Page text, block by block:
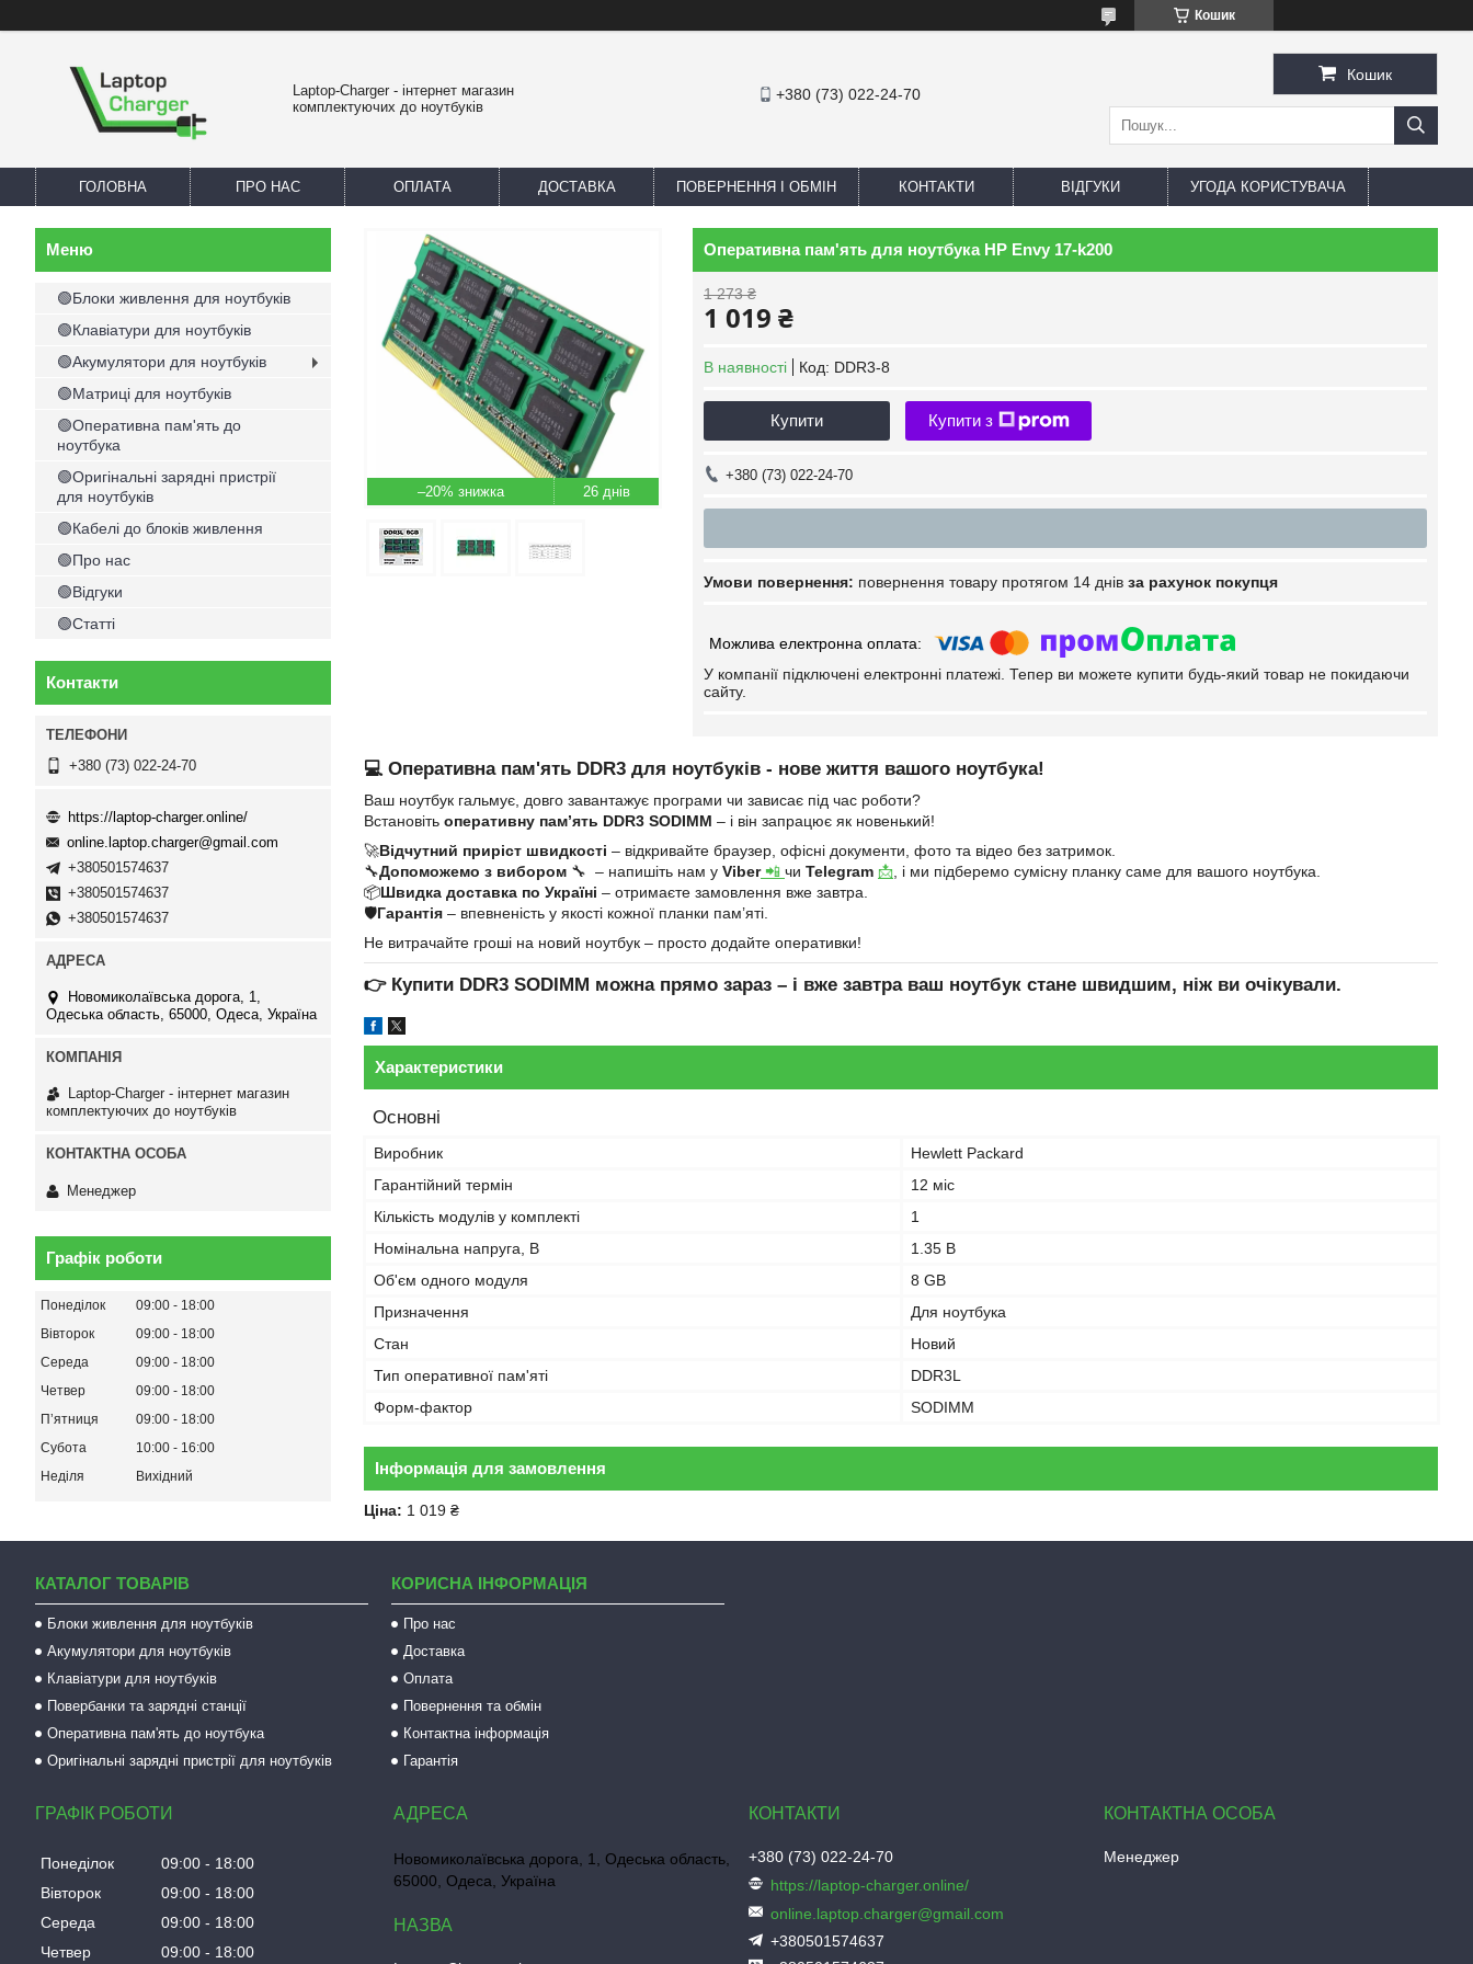
Кошик
Laptop-Charger - інтернет магазин
комплектуючих до ноутбуків
+380 (73) 022-24-70
Кошик
ГОЛОВНА ПРО НАС ОПЛАТА ДОСТАВКА ПОВЕРНЕННЯ І ОБМІН КОНТАКТИ ВІДГУКИ УГОДА КОРИСТУВАЧА
–20% 26 днів
Оперативна пам'ять для ноутбука HP Envy 17-k200
1 273 ₴
1 019 ₴
В наявності Код: DDR3-8
Купити Купити з
+380 (73) 022-24-70
повернення товару протягом 14 днів за рахунок покупця
У компанії підключені електронні платежі. Тепер ви можете купити будь-який товар не покидаючи
сайту.
💻 Оперативна пам'ять DDR3 для ноутбуків - нове життя вашого ноутбука!
Ваш ноутбук гальмує, довго завантажує програми чи зависає під час роботи?
Встановіть оперативну пам’ять DDR3 SODIMM – і він запрацює як новенький!
🚀Відчутний приріст швидкості – відкривайте браузер, офісні документи, фото та відео без затримок.
🔧Допоможемо з вибором 🔧 – напишіть нам у Viber📲 чи Telegram 📩 , і ми підберемо сумісну планку саме для вашого ноутбука.
📦Швидка доставка по Україні – отримаєте замовлення вже завтра.
🛡Гарантія – впевненість у якості кожної планки пам’яті.
Не витрачайте гроші на новий ноутбук – просто додайте оперативки!
👉 Купити DDR3 SODIMM можна прямо зараз – і вже завтра ваш ноутбук стане швидшим, ніж ви очікували.
Характеристики
Основні
Виробник
Hewlett Packard
Гарантійний термін
12 міс
Кількість модулів у комплекті
1
Номінальна напруга, В
1.35 В
Об'єм одного модуля
8 GB
Призначення
Для ноутбука
Стан
Новий
Тип оперативної пам'яті
DDR3L
Форм-фактор
SODIMM
Інформація для замовлення
Ціна: 1 019 ₴
🟢Блоки живлення для ноутбуків
🟢Клавіатури для ноутбуків
🟢Акумулятори для ноутбуків
🟢Матриці для ноутбуків
🟢Оперативна пам'ять до
ноутбука
🟢Оригінальні зарядні пристрії
для ноутбуків
🟢Кабелі до блоків живлення
🟢Про нас
🟢Відгуки
🟢Статті
Контакти
+380 (73) 022-24-70
https://laptop-charger.online/
online.laptop.charger@gmail.com
+380501574637
+380501574637
+380501574637
Новомиколаївська дорога, 1,
Одеська область, 65000, Одеса, Україна
Laptop-Charger - інтернет магазин
комплектуючих до ноутбуків
Менеджер
Графік роботи
Понеділок 09:00
18:00
Вівторок
09:00
18:00
Середа
09:00
18:00
Четвер
09:00
18:00
Пʼятниця
09:00
18:00
Субота
10:00
16:00
Неділя
Вихідний
КАТАЛОГ ТОВАРІВ
Блоки живлення для ноутбуків
Акумулятори для ноутбуків
Клавіатури для ноутбуків
Повербанки та зарядні станції
Оперативна пам'ять до ноутбука
Оригінальні зарядні пристрії для ноутбуків
КОРИСНА ІНФОРМАЦІЯ
Про нас
Доставка
Оплата
Повернення та обмін
Контактна інформація
Гарантія
ГРАФІК РОБОТИ
Понеділок 09:00
18:00
Вівторок
09:00
18:00
Середа
09:00
18:00
Четвер
09:00 18:00
Новомиколаївська дорога, 1, Одеська область,
65000, Одеса, Україна
+380 (73) 022-24-70
https://laptop-charger.online/
online.laptop.charger@gmail.com
+380501574637
Менеджер